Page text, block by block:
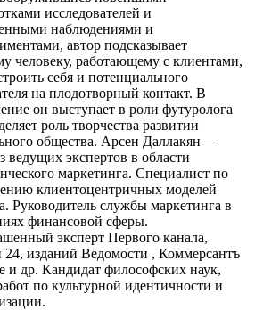
исследователей и
наблюдениями и
автор подсказывает
человеку, работающему с клиентами,
себя и потенциального
на плодотворный контакт. В
он выступает в роли футуролога
роль творчества развитии
общества. Арсен Даллакян —
ведущих экспертов в области
маркетинга. Специалист по
клиентоцентричных моделей
Руководитель службы маркетинга в
финансовой сферы.
эксперт Первого канала,
24, изданий Ведомости , Коммерсантъ
и др. Кандидат философских наук,
по культурной идентичности и